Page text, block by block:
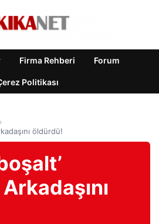
Firma Rehberi Forum
Politikası
›
öldürdü!